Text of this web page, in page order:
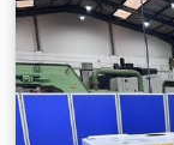
en
zich in
automatisch aan
aanschaft.
de koper.